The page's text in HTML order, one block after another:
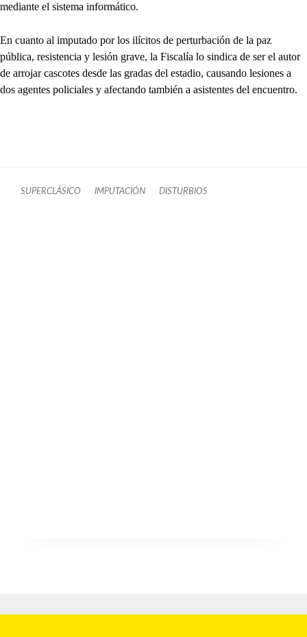
mediante el sistema informático.
En cuanto al imputado por los ilícitos de perturbación de la paz
pública, resistencia y lesión grave, la Fiscalía lo sindica de ser el autor
de arrojar cascotes desde las gradas del estadio, causando lesiones a
dos agentes policiales y afectando también a asistentes del encuentro.
SUPERCLÁSICO IMPUTACIÓN DISTURBIOS